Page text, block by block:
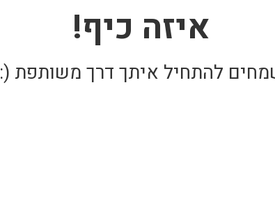
איזה כיף!
להתחיל איתך דרך משותפת (: